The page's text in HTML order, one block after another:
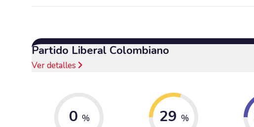
Partido Liberal Colombiano
Ver detalles
0 % 29 %